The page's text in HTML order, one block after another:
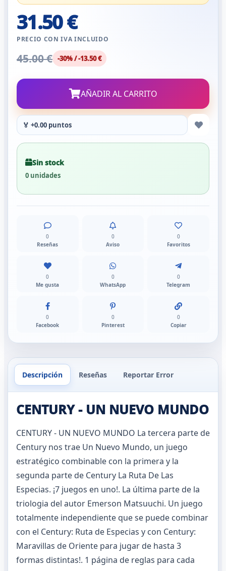
31.50 €
PRECIO CON IVA INCLUIDO
45.00 € -30% / -13.50 €
AÑADIR AL CARRITO
🏅 +0.00 puntos
Sin stock
0 unidades
0
Reseñas
0
Aviso
0
Favoritos
0
Me gusta
0
WhatsApp
0
Telegram
0
Facebook
0
Pinterest
0
Copiar
Descripción Reseñas Reportar Error
CENTURY - UN NUEVO MUNDO
CENTURY - UN NUEVO MUNDO La tercera parte de
Century nos trae Un Nuevo Mundo, un juego
estratégico combinable con la primera y la
segunda parte de Century La Ruta De Las
Especias. ¡7 juegos en uno!. La última parte de la
triologia del autor Emerson Matsuuchi. Un juego
totalmente independiente que se puede combinar
con el Century: Ruta de Especias y con Century:
Maravillas de Oriente para jugar de hasta 3
formas distintas!. 1 página de reglas para cada